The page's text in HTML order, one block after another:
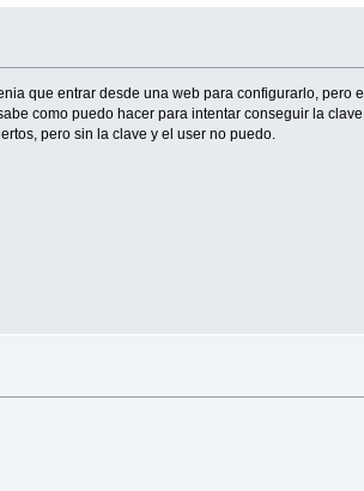
que entrar desde una web para configurarlo, pero
como puedo hacer para intentar conseguir la
pero sin la clave y el user no puedo.